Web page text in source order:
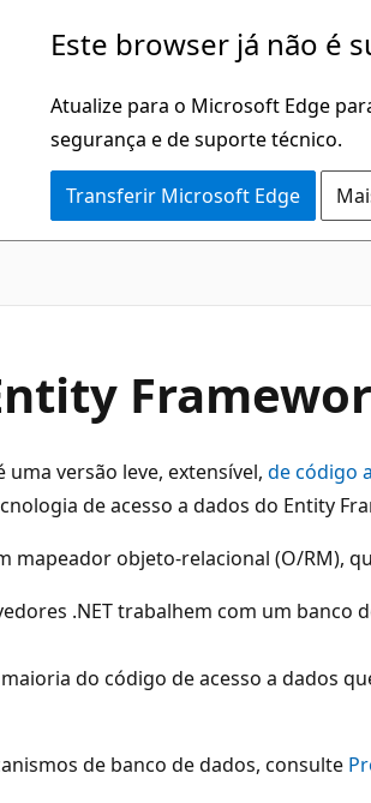
Este browser já não é
Atualize para o Microsoft Edge
segurança e de suporte técnico.
Transferir Microsoft Edge
uma versão leve, extensível, de código
de acesso a dados do Entity
mapeador objeto-relacional (O/RM),
.NET trabalhem com um banco
do código de acesso a dados
de banco de dados, consulte